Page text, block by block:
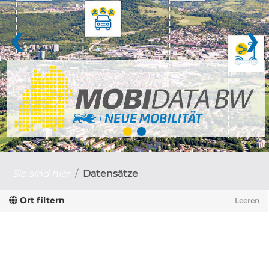
❮ ❯
Datensätze
Ort filtern Leeren